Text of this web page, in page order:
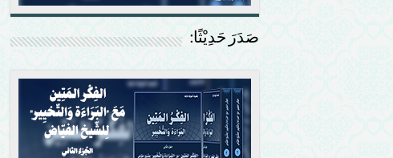
صَدَرَ حَدِيْثًا: